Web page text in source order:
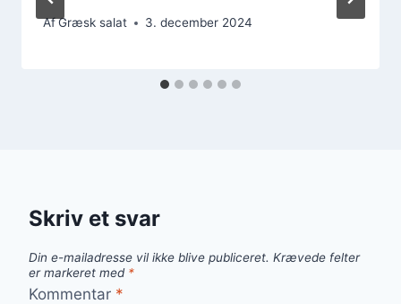
AfGræsk salat 3. december 2024
Skriv et svar
Din e-mailadresse vil ikke blive publiceret. Krævede felter
er markeret med *
Kommentar *